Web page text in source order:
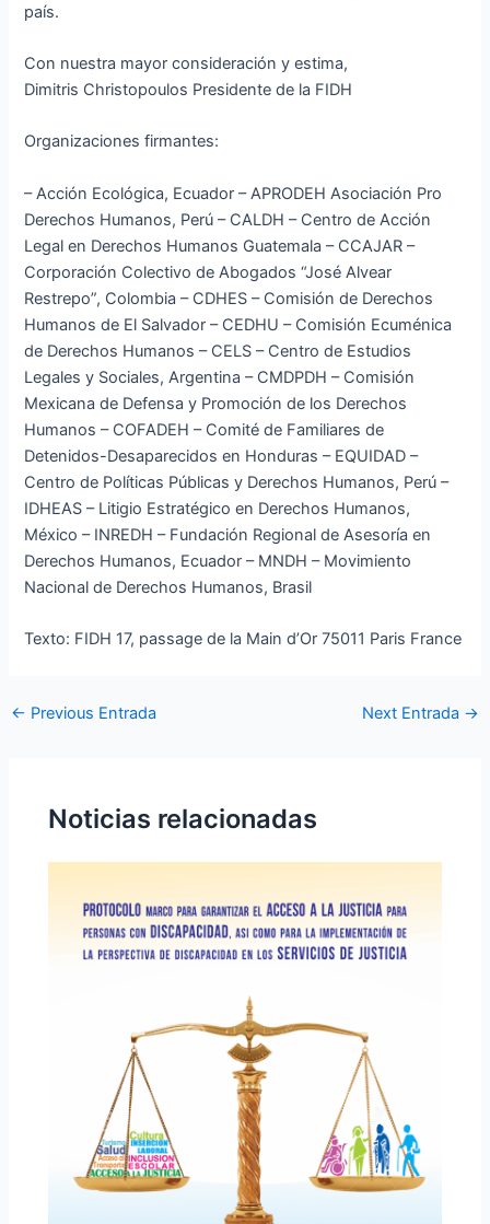
país.
Con nuestra mayor consideración y estima,
Dimitris Christopoulos Presidente de la FIDH
Organizaciones firmantes:
– Acción Ecológica, Ecuador – APRODEH Asociación Pro
Derechos Humanos, Perú – CALDH – Centro de Acción
Legal en Derechos Humanos Guatemala – CCAJAR –
Corporación Colectivo de Abogados “José Alvear
Restrepo”, Colombia – CDHES – Comisión de Derechos
Humanos de El Salvador – CEDHU – Comisión Ecuménica
de Derechos Humanos – CELS – Centro de Estudios
Legales y Sociales, Argentina – CMDPDH – Comisión
Mexicana de Defensa y Promoción de los Derechos
Humanos – COFADEH – Comité de Familiares de
Detenidos-Desaparecidos en Honduras – EQUIDAD –
Centro de Políticas Públicas y Derechos Humanos, Perú –
IDHEAS – Litigio Estratégico en Derechos Humanos,
México – INREDH – Fundación Regional de Asesoría en
Derechos Humanos, Ecuador – MNDH – Movimiento
Nacional de Derechos Humanos, Brasil
Texto: FIDH 17, passage de la Main d’Or 75011 Paris France
← Previous Entrada Next Entrada →
Noticias relacionadas